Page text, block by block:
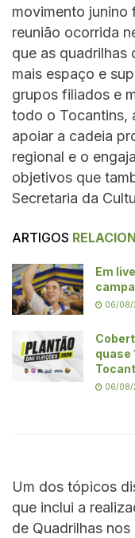
movimento junino
reunião ocorrida
que as quadrilhas
mais espaço e
grupos filiados e
todo o Tocantins,
apoiar a cadeia
regional e o
objetivos que
Secretaria da
ARTIGOS
Em
06/08/
quase
06/08/
Um dos tópicos
que inclui a
de Quadrilhas